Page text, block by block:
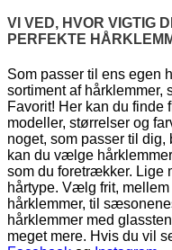
VI VED, HVOR VIGTIG
PERFEKTE
Som passer til ens egen
sortiment af hårklemmer,
Favorit! Her kan du finde
modeller, størrelser og
noget, som passer til dig,
kan du vælge
som du foretrækker. Lige
hårtype. Vælg frit,
hårklemmer, til
hårklemmer med
meget mere. Hvis du vil